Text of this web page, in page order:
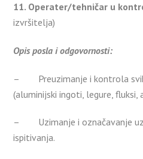
11. Operater/tehničar u
izvršitelja)
Opis posla i odgovornosti:
– Preuzimanje i kontrola
(aluminijski ingoti, legure, fluksi,
– Uzimanje i označavanje
ispitivanja.